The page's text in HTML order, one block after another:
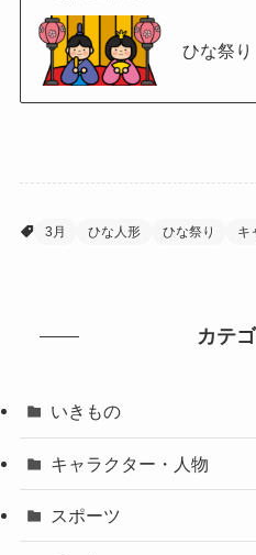
ひな祭り
3月 ひな人形 ひな祭り キ
カテ
いきもの
キャラクター・人物
スポーツ